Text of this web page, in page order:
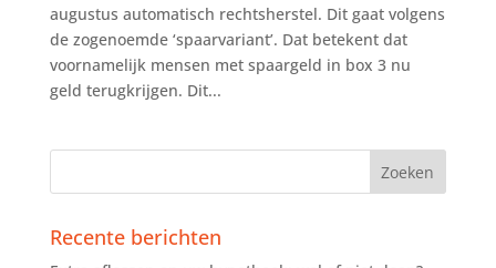
augustus automatisch rechtsherstel. Dit gaat volgens
de zogenoemde ‘spaarvariant’. Dat betekent dat
voornamelijk mensen met spaargeld in box 3 nu
geld terugkrijgen. Dit...
Recente berichten